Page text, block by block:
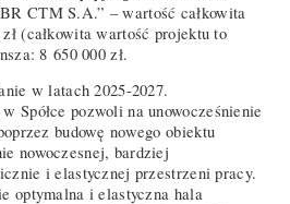
CTM S.A.” – wartość całkowita
(całkowita wartość projektu to
8 650 000 zł.
w latach 2025-2027.
Spółce pozwoli na unowocześnienie
budowę nowego obiektu
nowoczesnej, bardziej
i elastycznej przestrzeni pracy.
optymalna i elastyczna hala